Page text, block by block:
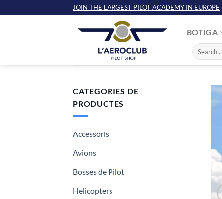
to
JOIN THE LARGEST PILOT ACADEMY IN EUROPE
BOTIGA
Cerca:
CATEGORIES DE
PRODUCTES
Accessoris
Avions
Bosses de Pilot
Helicopters